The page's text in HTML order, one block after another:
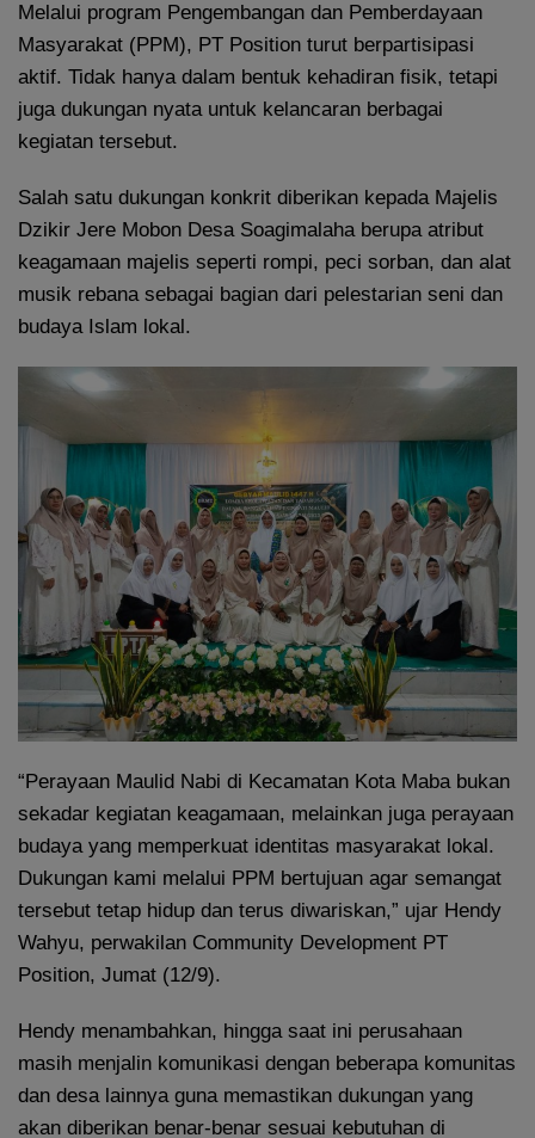
Melalui program Pengembangan dan Pemberdayaan
Masyarakat (PPM), PT Position turut berpartisipasi
aktif. Tidak hanya dalam bentuk kehadiran fisik, tetapi
juga dukungan nyata untuk kelancaran berbagai
kegiatan tersebut.
Salah satu dukungan konkrit diberikan kepada Majelis
Dzikir Jere Mobon Desa Soagimalaha berupa atribut
keagamaan majelis seperti rompi, peci sorban, dan alat
musik rebana sebagai bagian dari pelestarian seni dan
budaya Islam lokal.
“Perayaan Maulid Nabi di Kecamatan Kota Maba bukan
sekadar kegiatan keagamaan, melainkan juga perayaan
budaya yang memperkuat identitas masyarakat lokal.
Dukungan kami melalui PPM bertujuan agar semangat
tersebut tetap hidup dan terus diwariskan,” ujar Hendy
Wahyu, perwakilan Community Development PT
Position, Jumat (12/9).
Hendy menambahkan, hingga saat ini perusahaan
masih menjalin komunikasi dengan beberapa komunitas
dan desa lainnya guna memastikan dukungan yang
akan diberikan benar-benar sesuai kebutuhan di